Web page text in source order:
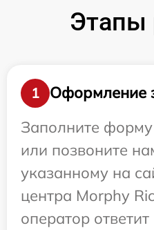
Этапы
1
Оформление
Заполните
или позвоните
указанному на
центра Morphy
оператор